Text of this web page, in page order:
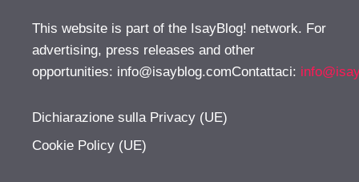
This website is part of the IsayBlog! network. For
advertising, press releases and other
opportunities: info@isayblog.comContattaci:
Dichiarazione sulla Privacy (UE)
Cookie Policy (UE)